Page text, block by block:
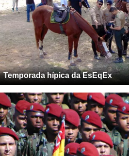
Temporada hípica da EsEqEx